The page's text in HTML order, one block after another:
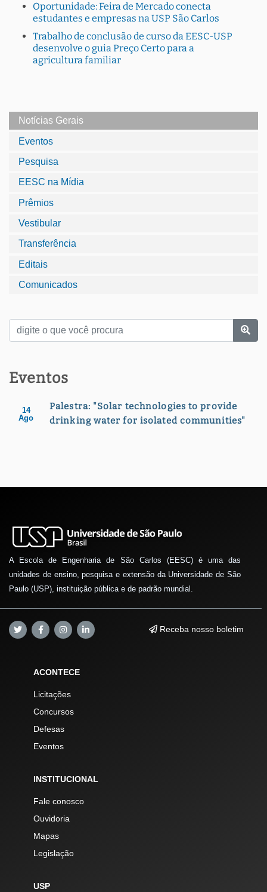
Oportunidade: Feira de Mercado conecta
estudantes e empresas na USP São Carlos
Trabalho de conclusão de curso da EESC-USP
desenvolve o guia Preço Certo para a
agricultura familiar
Notícias Gerais
Eventos
Pesquisa
EESC na Mídia
Prêmios
Vestibular
Transferência
Editais
Comunicados
Eventos
14
Ago
Palestra: "Solar technologies to provide
drinking water for isolated communities"
A Escola de Engenharia de São Carlos (EESC) é uma das
unidades de ensino, pesquisa e extensão da Universidade de São
Paulo (USP), instituição pública e de padrão mundial.
Receba nosso boletim
ACONTECE
Licitações
Concursos
Defesas
Eventos
INSTITUCIONAL
Fale conosco
Ouvidoria
Mapas
Legislação
USP